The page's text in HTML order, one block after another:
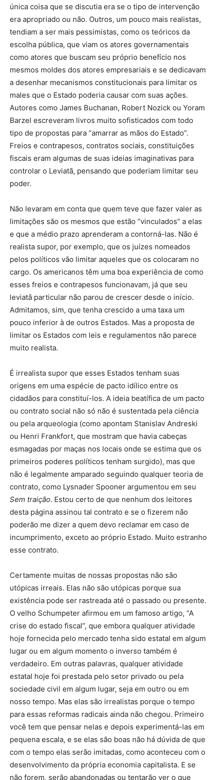
única coisa que se discutia era se o tipo de intervenção
era apropriado ou não. Outros, um pouco mais realistas,
tendiam a ser mais pessimistas, como os teóricos da
escolha pública, que viam os atores governamentais
como atores que buscam seu próprio benefício nos
mesmos moldes dos atores empresariais e se dedicavam
a desenhar mecanismos constitucionais para limitar os
males que o Estado poderia causar com suas ações.
Autores como James Buchanan, Robert Nozick ou Yoram
Barzel escreveram livros muito sofisticados com todo
tipo de propostas para “amarrar as mãos do Estado”.
Freios e contrapesos, contratos sociais, constituições
fiscais eram algumas de suas ideias imaginativas para
controlar o Leviatã, pensando que poderiam limitar seu
poder.
Não levaram em conta que quem teve que fazer valer as
limitações são os mesmos que estão “vinculados” a elas
e que a médio prazo aprenderam a contorná-las. Não é
realista supor, por exemplo, que os juízes nomeados
pelos políticos vão limitar aqueles que os colocaram no
cargo. Os americanos têm uma boa experiência de como
esses freios e contrapesos funcionavam, já que seu
leviatã particular não parou de crescer desde o início.
Admitamos, sim, que tenha crescido a uma taxa um
pouco inferior à de outros Estados. Mas a proposta de
limitar os Estados com leis e regulamentos não parece
muito realista.
É irrealista supor que esses Estados tenham suas
origens em uma espécie de pacto idílico entre os
cidadãos para constituí-los. A ideia beatífica de um pacto
ou contrato social não só não é sustentada pela ciência
ou pela arqueologia (como apontam Stanislav Andreski
ou Henri Frankfort, que mostram que havia cabeças
esmagadas por maças nos locais onde se estima que os
primeiros poderes políticos tenham surgido), mas que
não é legalmente amparado seguindo qualquer teoria de
contrato, como Lysnader Spooner argumentou em seu
Sem traição. Estou certo de que nenhum dos leitores
desta página assinou tal contrato e se o fizerem não
poderão me dizer a quem devo reclamar em caso de
incumprimento, exceto ao próprio Estado. Muito estranho
esse contrato.
Certamente muitas de nossas propostas não são
utópicas irreais. Elas não são utópicas porque sua
existência pode ser rastreada até o passado ou presente.
O velho Schumpeter afirmou em um famoso artigo, “A
crise do estado fiscal”, que embora qualquer atividade
hoje fornecida pelo mercado tenha sido estatal em algum
lugar ou em algum momento o inverso também é
verdadeiro. Em outras palavras, qualquer atividade
estatal hoje foi prestada pelo setor privado ou pela
sociedade civil em algum lugar, seja em outro ou em
nosso tempo. Mas elas são irrealistas porque o tempo
para essas reformas radicais ainda não chegou. Primeiro
você tem que pensar nelas e depois experimentá-las em
pequena escala, e se elas são boas não há dúvida de que
com o tempo elas serão imitadas, como aconteceu com o
desenvolvimento da própria economia capitalista. E se
não forem, serão abandonadas ou tentarão ver o que